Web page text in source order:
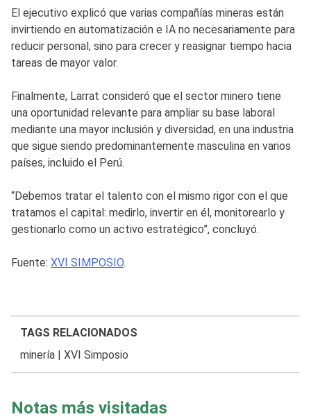
El ejecutivo explicó que varias compañías mineras están
invirtiendo en automatización e IA no necesariamente para
reducir personal, sino para crecer y reasignar tiempo hacia
tareas de mayor valor.
Finalmente, Larrat consideró que el sector minero tiene
una oportunidad relevante para ampliar su base laboral
mediante una mayor inclusión y diversidad, en una industria
que sigue siendo predominantemente masculina en varios
países, incluido el Perú.
“Debemos tratar el talento con el mismo rigor con el que
tratamos el capital: medirlo, invertir en él, monitorearlo y
gestionarlo como un activo estratégico”, concluyó.
Fuente: XVI SIMPOSIO.
TAGS RELACIONADOS
minería| XVI Simposio
Notas más visitadas